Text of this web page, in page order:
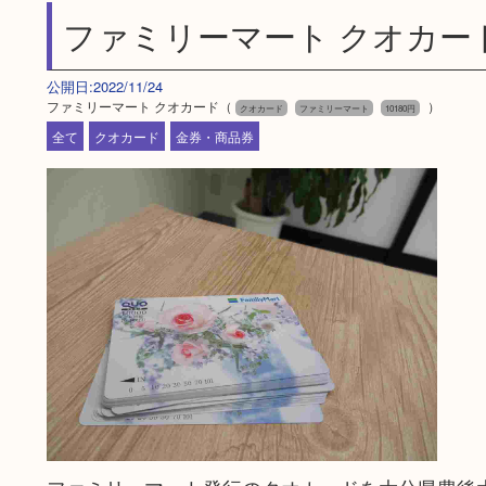
ファミリーマート クオカー
公開日:2022/11/24
ファミリーマート クオカード（ クオカード ファミリーマート 10180円
）
全て
クオカード 金券・商品券